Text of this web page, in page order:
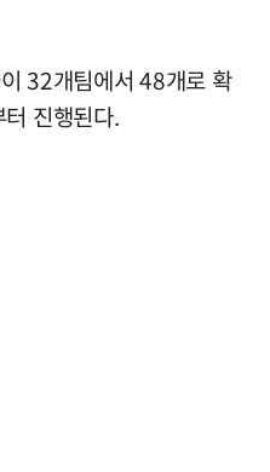
32개팀에서 48개로 확
진행된다.